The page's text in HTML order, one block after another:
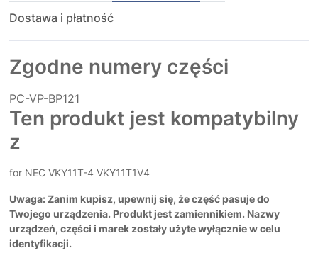
Dostawa i płatność
Zgodne numery części
PC-VP-BP121
Ten produkt jest kompatybilny
z
for NEC VKY11T-4 VKY11T1V4
Uwaga: Zanim kupisz, upewnij się, że część pasuje do
Twojego urządzenia. Produkt jest zamiennikiem. Nazwy
urządzeń, części i marek zostały użyte wyłącznie w celu
identyfikacji.